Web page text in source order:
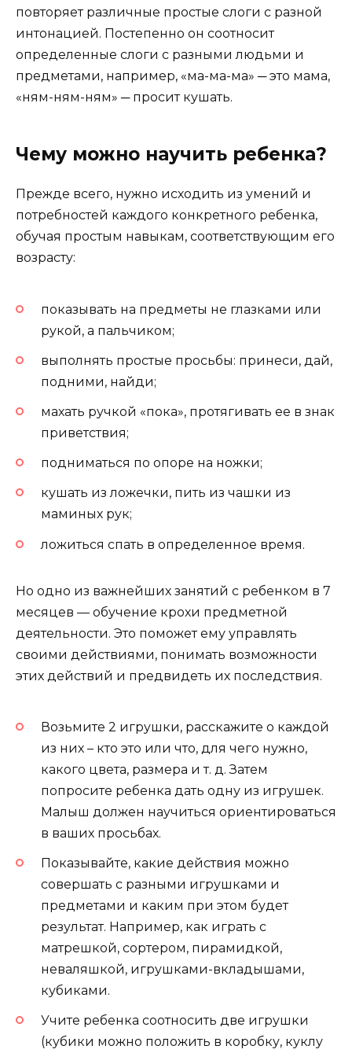
повторяет различные простые слоги с разной
интонацией. Постепенно он соотносит
определенные слоги с разными людьми и
предметами, например, «ма-ма-ма» ─ это мама,
«ням-ням-ням» ─ просит кушать.
Чему можно научить ребенка?
Прежде всего, нужно исходить из умений и
потребностей каждого конкретного ребенка,
обучая простым навыкам, соответствующим его
возрасту:
показывать на предметы не глазками или
рукой, а пальчиком;
выполнять простые просьбы: принеси, дай,
подними, найди;
махать ручкой «пока», протягивать ее в знак
приветствия;
подниматься по опоре на ножки;
кушать из ложечки, пить из чашки из
маминых рук;
ложиться спать в определенное время.
Но одно из важнейших занятий с ребенком в 7
месяцев — обучение крохи предметной
деятельности. Это поможет ему управлять
своими действиями, понимать возможности
этих действий и предвидеть их последствия.
Возьмите 2 игрушки, расскажите о каждой
из них – кто это или что, для чего нужно,
какого цвета, размера и т. д. Затем
попросите ребенка дать одну из игрушек.
Малыш должен научиться ориентироваться
в ваших просьбах.
Показывайте, какие действия можно
совершать с разными игрушками и
предметами и каким при этом будет
результат. Например, как играть с
матрешкой, сортером, пирамидкой,
неваляшкой, игрушками-вкладышами,
кубиками.
Учите ребенка соотносить две игрушки
(кубики можно положить в коробку, куклу